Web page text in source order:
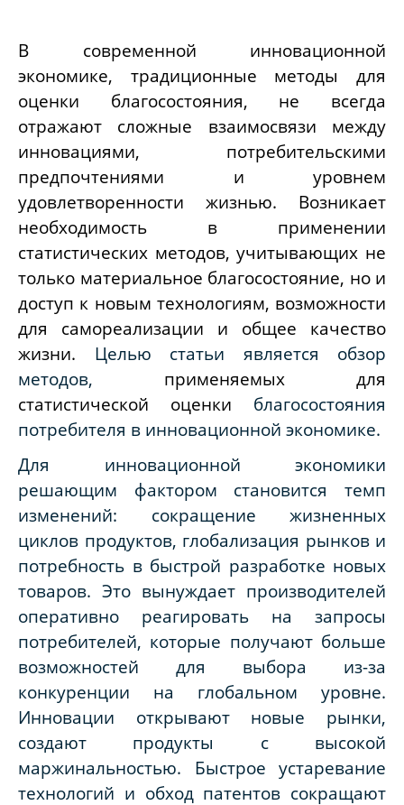
В современной инновационной
экономике, традиционные методы для
оценки благосостояния, не всегда
отражают сложные взаимосвязи между
инновациями, потребительскими
предпочтениями и уровнем
удовлетворенности жизнью. Возникает
необходимость в применении
статистических методов, учитывающих не
только материальное благосостояние, но и
доступ к новым технологиям, возможности
для самореализации и общее качество
жизни. Целью статьи является обзор
методов, применяемых для
статистической оценки благосостояния
потребителя в инновационной экономике.
Для инновационной экономики
решающим фактором становится темп
изменений: сокращение жизненных
циклов продуктов, глобализация рынков и
потребность в быстрой разработке новых
товаров. Это вынуждает производителей
оперативно реагировать на запросы
потребителей, которые получают больше
возможностей для выбора из-за
конкуренции на глобальном уровне.
Инновации открывают новые рынки,
создают продукты с высокой
маржинальностью. Быстрое устаревание
технологий и обход патентов сокращают